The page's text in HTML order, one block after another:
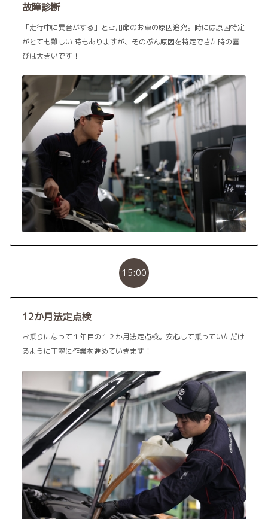
故障診断
「走行中に異音がする」とご用命のお車の原因追究。時には原因特定
がとても難しい 時もありますが、そのぶん原因を特定できた時の喜
びは大きいです！
15:00
12か月法定点検
お乗りになって１年目の１２か月法定点検。安心して乗っていただけ
るように丁寧に作業を進めていきます！